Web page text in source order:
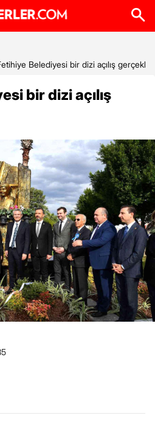
Belediyesi bir dizi açılış
bir dizi açılış